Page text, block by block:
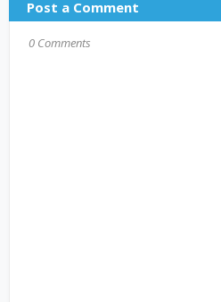
Post a Comment
0 Comments